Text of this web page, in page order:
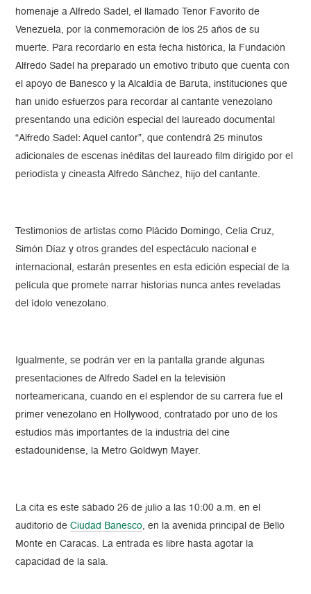
homenaje a Alfredo Sadel, el llamado Tenor Favorito de
Venezuela, por la conmemoración de los 25 años de su
muerte. Para recordarlo en esta fecha histórica, la Fundación
Alfredo Sadel ha preparado un emotivo tributo que cuenta con
el apoyo de Banesco y la Alcaldía de Baruta, instituciones que
han unido esfuerzos para recordar al cantante venezolano
presentando una edición especial del laureado documental
“Alfredo Sadel: Aquel cantor”, que contendrá 25 minutos
adicionales de escenas inéditas del laureado film dirigido por el
periodista y cineasta Alfredo Sánchez, hijo del cantante.
Testimonios de artistas como Plácido Domingo, Celia Cruz,
Simón Díaz y otros grandes del espectáculo nacional e
internacional, estarán presentes en esta edición especial de la
película que promete narrar historias nunca antes reveladas
del ídolo venezolano.
Igualmente, se podrán ver en la pantalla grande algunas
presentaciones de Alfredo Sadel en la televisión
norteamericana, cuando en el esplendor de su carrera fue el
primer venezolano en Hollywood, contratado por uno de los
estudios más importantes de la industria del cine
estadounidense, la Metro Goldwyn Mayer.
La cita es este sábado 26 de julio a las 10:00 a.m. en el
auditorio deCiudad Banesco, en la avenida principal de Bello
Monte en Caracas. La entrada es libre hasta agotar la
capacidad de la sala.